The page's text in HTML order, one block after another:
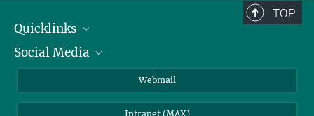
TOP
Quicklinks
IMPRS Graduiertenschule
Social Media
Webmail
Intranet (MAX)